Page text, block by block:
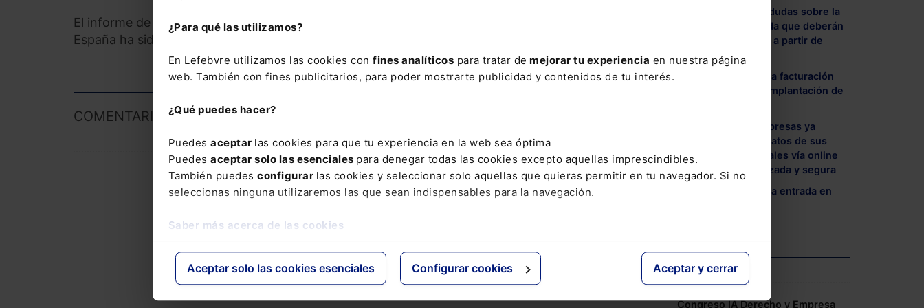
¿Para qué las utilizamos?
En Lefebvre utilizamos las cookies con fines analíticos para tratar de mejorar tu experiencia en nuestra página
web. También con fines publicitarios, para poder mostrarte publicidad y contenidos de tu interés.
¿Qué puedes hacer?
Puedes aceptar las cookies para que tu experiencia en la web sea óptima
Puedes aceptar solo las esenciales para denegar todas las cookies excepto aquellas imprescindibles.
También puedes configurar las cookies y seleccionar solo aquellas que quieras permitir en tu navegador. Si no
seleccionas ninguna utilizaremos las que sean indispensables para la navegación.
Saber más acerca de las cookies
Aceptar solo las cookies esenciales Configurar cookies Aceptar y cerrar
El informe de la CNMC sobre el entorno regulatorio de pruebas para ensayar proyectos de IA en
España ha sido emitido a solicitud del Ministerio de Asuntos Económicos y Transformación Digital.
COMENTARIOS
- La AEPD despeja dudas sobre la
baliza V16 conectada que deberán
llevar los vehículos a partir de
enero 2026
- El nuevo flujo de la facturación
electrónica tras la implantación de
- Ciudadanos y empresas ya
pueden consultar datos de sus
documentos notariales vía online
de forma personalizada y segura
- Aplazamiento de la entrada en
AGENDA
Congreso IA Derecho y Empresa